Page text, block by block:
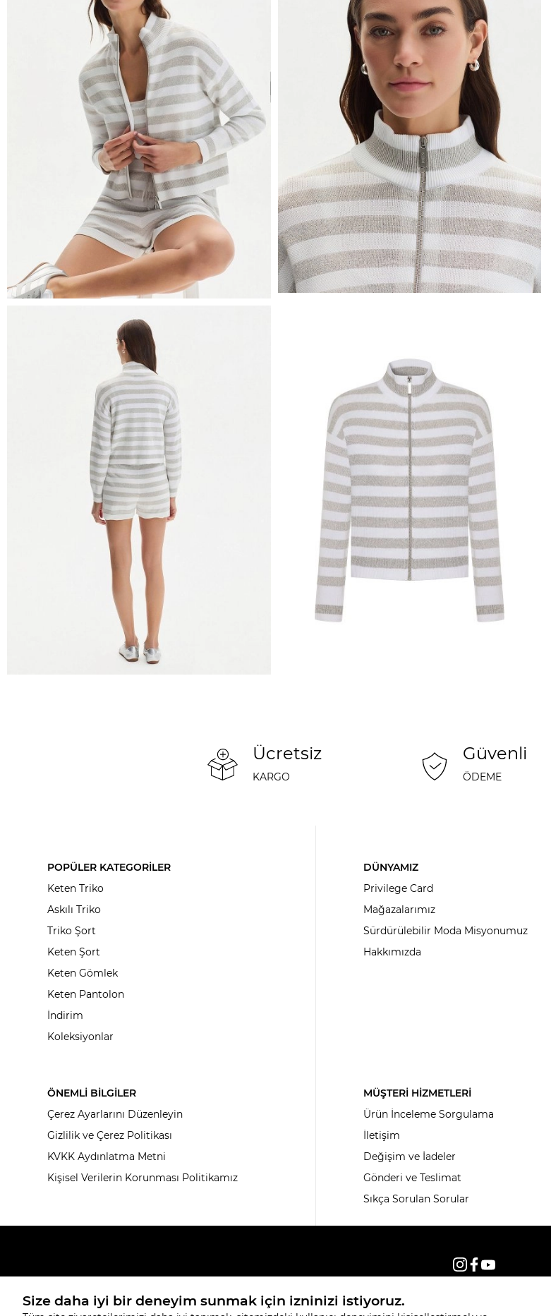
Ücretsiz
KARGO
Güvenli
ÖDEME
POPÜLER KATEGORİLER
Keten Triko
Askılı Triko
Triko Şort
Keten Şort
Keten Gömlek
Keten Pantolon
İndirim
Koleksiyonlar
DÜNYAMIZ
Privilege Card
Mağazalarımız
Sürdürülebilir Moda Misyonumuz
Hakkımızda
ÖNEMLİ BİLGİLER
Çerez Ayarlarını Düzenleyin
Gizlilik ve Çerez Politikası
KVKK Aydınlatma Metni
Kişisel Verilerin Korunması Politikamız
MÜŞTERİ HİZMETLERİ
Ürün İnceleme Sorgulama
İletişim
Değişim ve İadeler
Gönderi ve Teslimat
Sıkça Sorulan Sorular
© 2026, Tüm hakları saklıdır KNITSS